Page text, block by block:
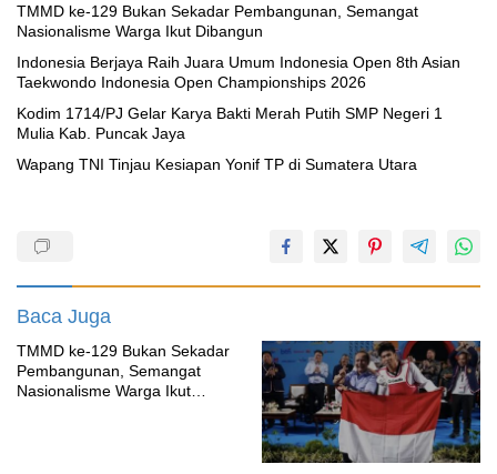
TMMD ke-129 Bukan Sekadar Pembangunan, Semangat
Nasionalisme Warga Ikut Dibangun
Indonesia Berjaya Raih Juara Umum Indonesia Open 8th Asian
Taekwondo Indonesia Open Championships 2026
Kodim 1714/PJ Gelar Karya Bakti Merah Putih SMP Negeri 1
Mulia Kab. Puncak Jaya
Wapang TNI Tinjau Kesiapan Yonif TP di Sumatera Utara
Baca Juga
TMMD ke-129 Bukan Sekadar
Pembangunan, Semangat
Nasionalisme Warga Ikut